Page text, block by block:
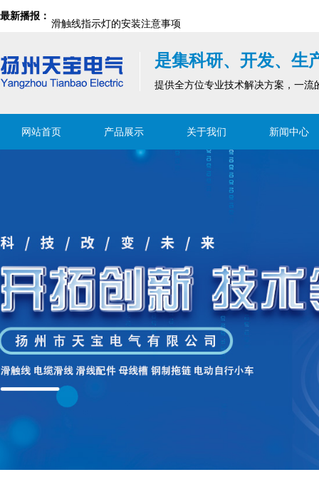
最新播报：
滑触线指示灯的安装注意事项
滑触线是移动设备中不可或缺的设施
滑触线运行中可能的问题及解决方法
是集科研、开发、生
提供全方位专业技术解决方案，一
网站首页 产品展示 关于我们 新闻中心